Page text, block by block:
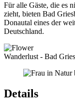
Für alle Gäste, die es
zieht, bieten Bad
Donautal eines der
Deutschland.
Wanderlust - Bad
Details